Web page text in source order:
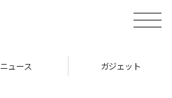
toggle
ニュース ガジェット